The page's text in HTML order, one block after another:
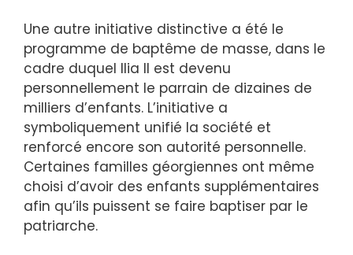
Une autre initiative distinctive a été le
programme de baptême de masse, dans le
cadre duquel Ilia II est devenu
personnellement le parrain de dizaines de
milliers d’enfants. L’initiative a
symboliquement unifié la société et
renforcé encore son autorité personnelle.
Certaines familles géorgiennes ont même
choisi d’avoir des enfants supplémentaires
afin qu’ils puissent se faire baptiser par le
patriarche.